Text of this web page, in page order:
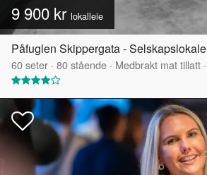
9 900 kr lokalleie
Påfuglen Skippergata - Selskapslokale
60seter · 80stående · Medbrakt mat tillatt ·